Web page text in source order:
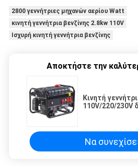
2800 γεννήτριες μηχανών αερίου Watt
κινητή γεννήτρια βενζίνης 2.8kw 110V
Ισχυρή κινητή γεννήτρια βενζίνης
Αποκτήστε την
Κινητή
110V/220/230V
Να